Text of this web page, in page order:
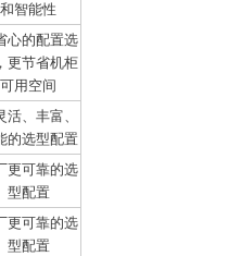
和智能性
心的配置选
更节省机柜
可用空间
活、丰富、
的选型配置
更可靠的选
型配置
更可靠的选
型配置